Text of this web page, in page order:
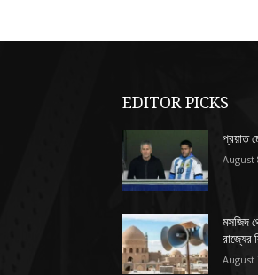
EDITOR PICKS
প্রয়াত
August
মসজিদ
রাজ্যের
August